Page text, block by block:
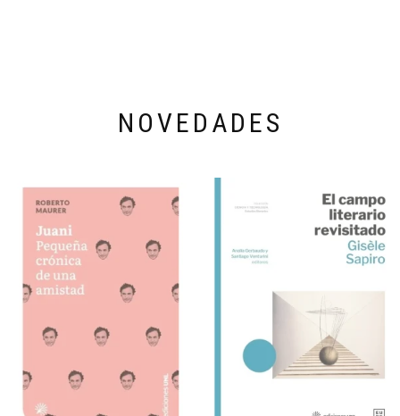
NOVEDADES